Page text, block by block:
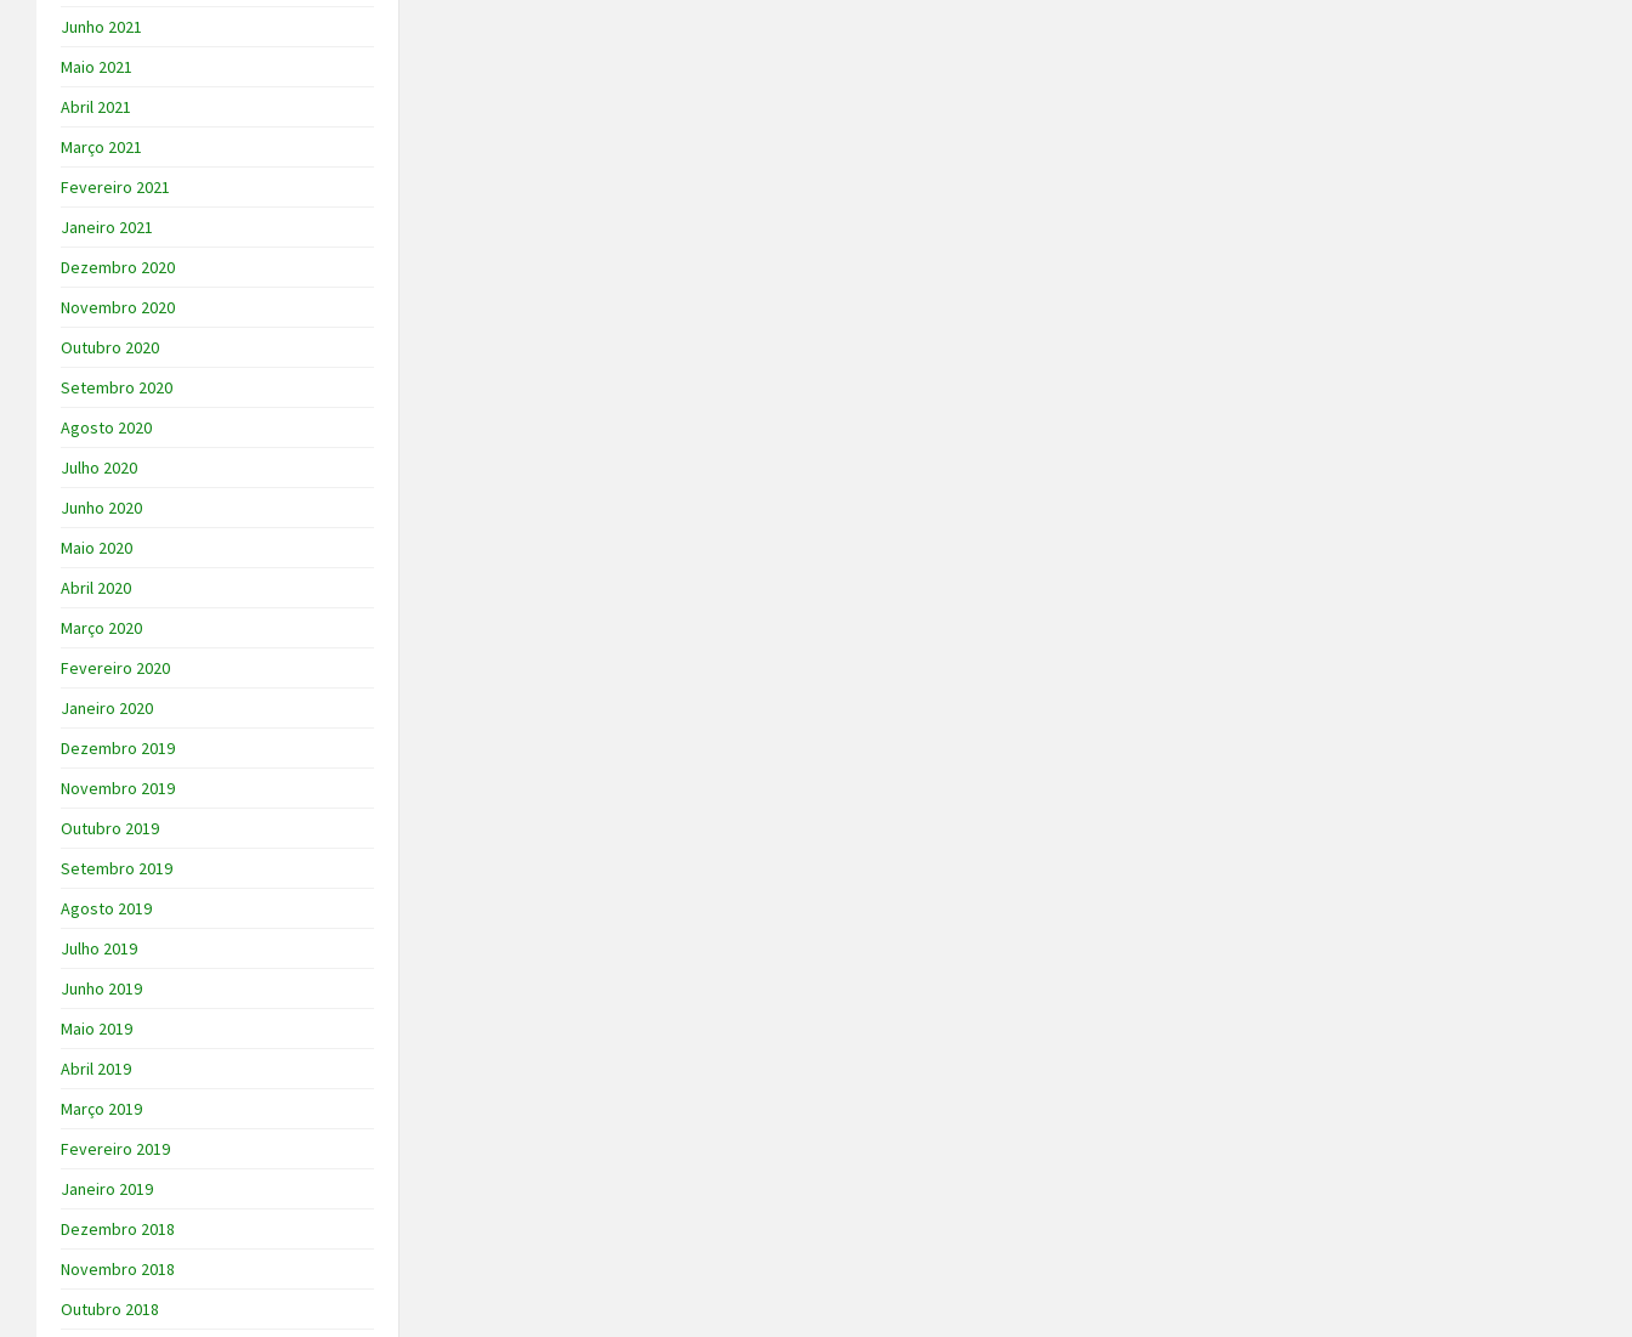
Junho 2021
Maio 2021
Abril 2021
Março 2021
Fevereiro 2021
Janeiro 2021
Dezembro 2020
Novembro 2020
Outubro 2020
Setembro 2020
Agosto 2020
Julho 2020
Junho 2020
Maio 2020
Abril 2020
Março 2020
Fevereiro 2020
Janeiro 2020
Dezembro 2019
Novembro 2019
Outubro 2019
Setembro 2019
Agosto 2019
Julho 2019
Junho 2019
Maio 2019
Abril 2019
Março 2019
Fevereiro 2019
Janeiro 2019
Dezembro 2018
Novembro 2018
Outubro 2018